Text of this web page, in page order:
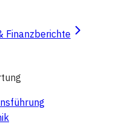
Finanzberichte